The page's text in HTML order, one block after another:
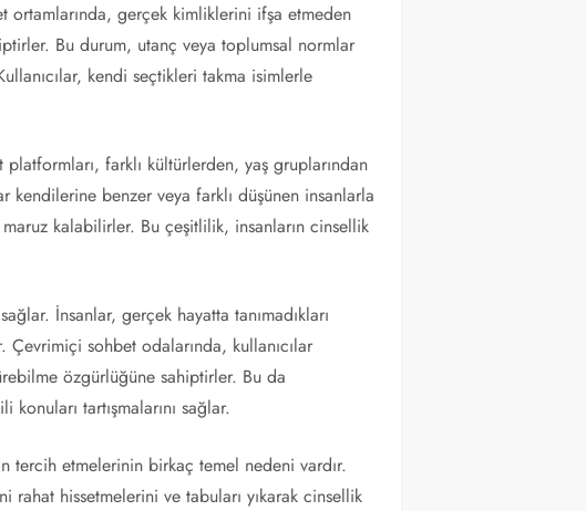
gerçek kimliklerini ifşa etmeden
Bu durum, utanç veya toplumsal normlar
kendi seçtikleri takma isimlerle
farklı kültürlerden, yaş gruplarından
kendilerine benzer veya farklı düşünen insanlarla
kalabilirler. Bu çeşitlilik, insanların cinsellik
İnsanlar, gerçek hayatta tanımadıkları
sohbet odalarında, kullanıcılar
özgürlüğüne sahiptirler. Bu da
tartışmalarını sağlar.
tercih etmelerinin birkaç temel nedeni vardır.
hissetmelerini ve tabuları yıkarak cinsellik